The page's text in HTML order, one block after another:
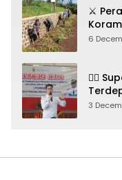
⚔️
6
🦸‍♀️
3